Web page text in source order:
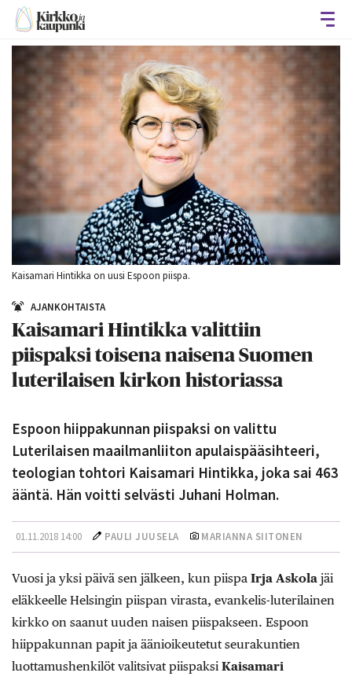
Kaisamari Hintikka on uusi Espoon piispa.
AJANKOHTAISTA
Kaisamari Hintikka valittiin
piispaksi toisena naisena Suomen
luterilaisen kirkon historiassa
Espoon hiippakunnan piispaksi on valittu
Luterilaisen maailmanliiton apulaispääsihteeri,
teologian tohtori Kaisamari Hintikka, joka sai 463
ääntä. Hän voitti selvästi Juhani Holman.
01.11.2018 14:00 PAULI JUUSELA MARIANNA SIITONEN
Vuosi ja yksi päivä sen jälkeen, kun piispa Irja Askola jäi
eläkkeelle Helsingin piispan virasta, evankelis-luterilainen
kirkko on saanut uuden naisen piispakseen. Espoon
hiippakunnan papit ja äänioikeutetut seurakuntien
luottamushenkilöt valitsivat piispaksi Kaisamari